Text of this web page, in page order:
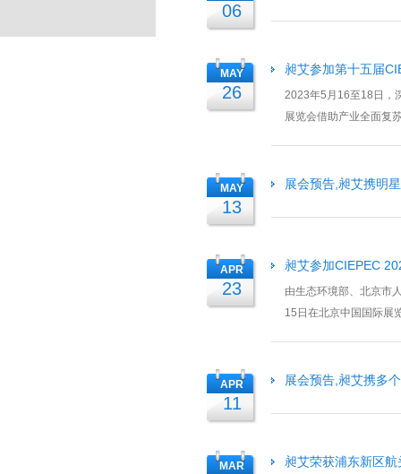
06
MAY
26
昶艾参加第十五届
2023年5月16至18日，
展览会借助产业全面复
MAY
13
展会预告,昶艾携明
APR
23
昶艾参加CIEPEC
由生态环境部、北京市
15日在北京中国国际展
APR
11
展会预告,昶艾携多
MAR 昶艾荣获浦东新区航